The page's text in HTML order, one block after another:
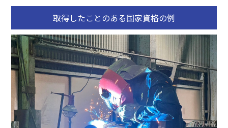
取得したことのある国家資格の例